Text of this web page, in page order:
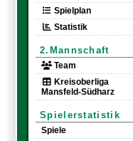
Spielplan
Statistik
2.Mannschaft
Team
Kreisoberliga
Mansfeld-Südharz
Spielerstatistik
Spiele